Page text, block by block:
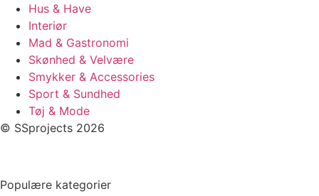
Hus & Have
Interiør
Mad & Gastronomi
Skønhed & Velvære
Smykker & Accessories
Sport & Sundhed
Tøj & Mode
© SSprojects 2026
Populære kategorier